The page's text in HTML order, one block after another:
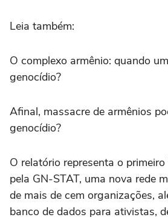
Leia também:
O complexo armênio: quando
genocídio?
Afinal, massacre de armênios
genocídio?
O relatório representa o
pela GN-STAT, uma nova rede
de mais de cem organizações,
banco de dados para ativistas,